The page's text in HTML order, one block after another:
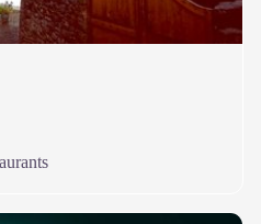
Trois-Rivières